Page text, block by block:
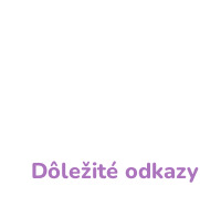
Dôležité odkazy